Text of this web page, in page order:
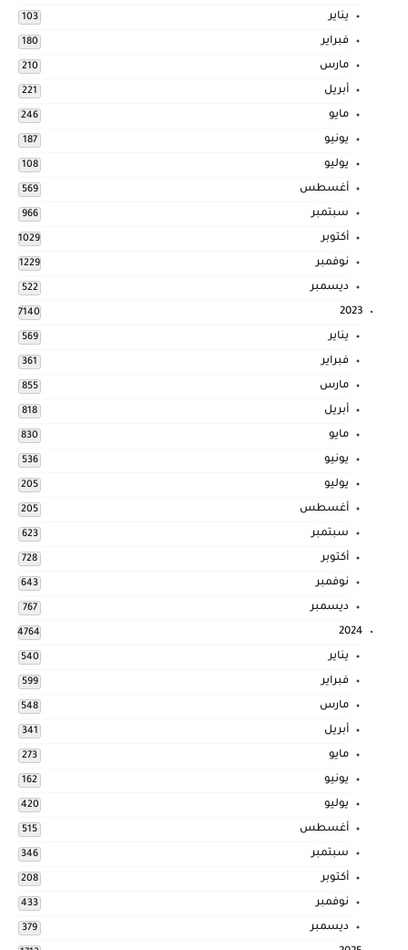
يناير 103
فبراير 180
مارس 210
أبريل 221
مايو 246
يونيو 187
يوليو 108
أغسطس 569
سبتمبر 966
أكتوبر 1029
نوفمبر 1229
ديسمبر 522
2023
7140
يناير 569
فبراير 361
مارس 855
أبريل 818
مايو 830
يونيو 536
يوليو 205
أغسطس 205
سبتمبر 623
أكتوبر 728
نوفمبر 643
ديسمبر 767
2024
4764
يناير 540
فبراير 599
مارس 548
أبريل 341
مايو 273
يونيو 162
يوليو 420
أغسطس 515
سبتمبر 346
أكتوبر 208
نوفمبر 433
ديسمبر 379